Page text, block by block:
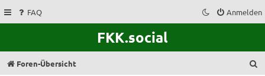
FAQ Anmelden
FKK.social
Foren-Übersicht